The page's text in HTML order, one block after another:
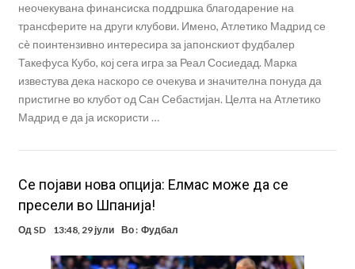
неочекувана финансиска поддршка благодарение на
трансферите на други клубови. Имено, Атлетико Мадрид се
сè поинтензивно интересира за јапонскиот фудбалер
Такефуса Кубо, кој сега игра за Реал Сосиедад. Марка
известува дека наскоро се очекува и значителна понуда да
пристигне во клубот од Сан Себастијан. Целта на Атлетико
Мадрид е да ја искористи …
Се појави нова опција: Елмас може да се
пресели во Шпанија!
Од SD 13:48, 29 јули Во : Фудбал